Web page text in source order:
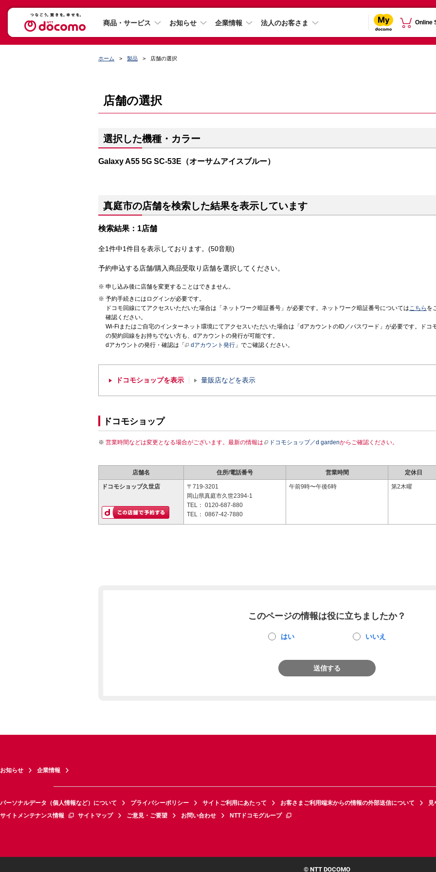
商品・サービス お知らせ 企業情報 法人のお客さま Online
ホーム 製品 店舗の選択
店舗の選択
選択した機種・カラー
Galaxy A55 5G SC-53E（オーサムアイスブルー）
真庭市の店舗を検索した結果を表示しています
検索結果：1店舗
全1件中1件目を表示しております。(50音順)
予約申込する店舗/購入商品受取り店舗を選択してください。
申し込み後に店舗を変更することはできません。
予約手続きにはログインが必要です。
ドコモ回線にてアクセスいただいた場合は「ネットワーク暗証番号」が必要です。ネットワーク暗証番号についてはこちら を
確認ください。
Wi-Fiまたはご自宅のインターネット環境にてアクセスいただいた場合は「dアカウントのID／パスワード」が必要です。ドコ
の契約回線をお持ちでない方も、dアカウントの発行が可能です。
dアカウントの発行・確認は「
dアカウント発行 」でご確認ください。
ドコモショップを表示 量販店などを表示
ドコモショップ
営業時間などは変更となる場合がございます。最新の情報は ドコモショップ／d gardenからご確認ください。
店舗名 住所/電話番号 営業時間 定休日
ドコモショップ久世店
〒719-3201
岡山県真庭市久世2394-1
TEL： 0120-687-880
TEL： 0867-42-7880
午前9時〜午後6時 第2木曜
このページの情報は役に立ちましたか？
はい いいえ
送信する
お知らせ 企業情報
パーソナルデータ（個人情報など）について プライバシーポリシー サイトご利用にあたって お客さまご利用端末からの情報の外部送信について
見
サイトメンテナンス情報
サイトマップ ご意見・ご要望 お問い合わせ NTTドコモグループ
© NTT DOCOMO